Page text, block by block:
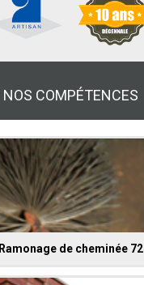
NOS COMPÉTENCES
Ramonage de cheminée 72